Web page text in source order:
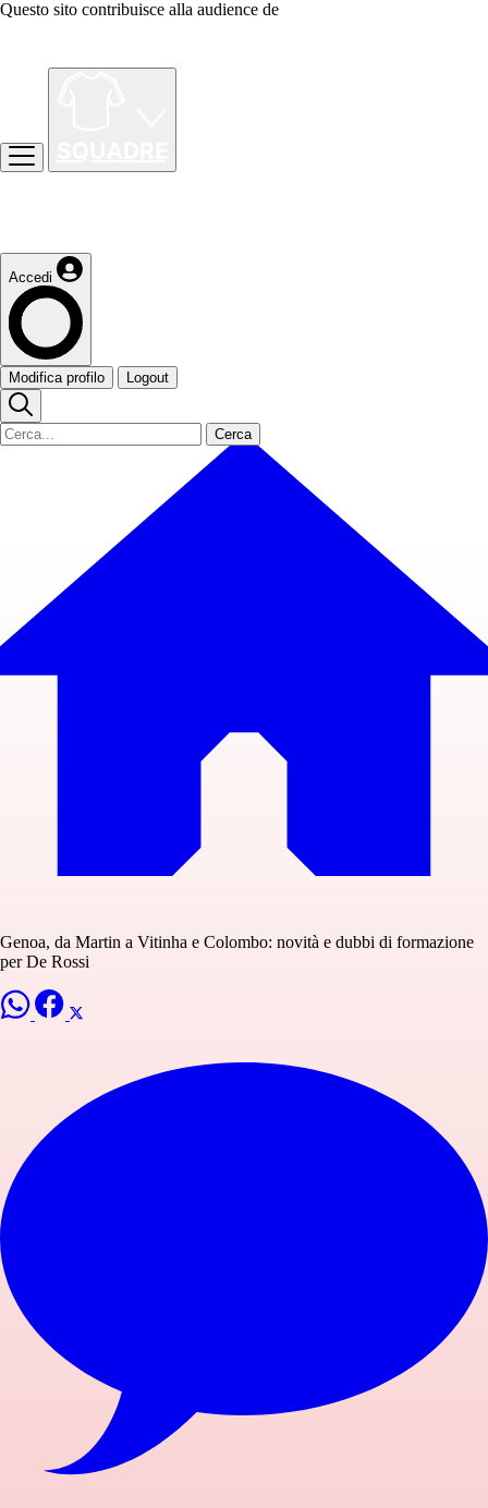
Questo sito contribuisce alla audience de
Accedi
Modifica profilo Logout
Cerca
Genoa, da Martin a Vitinha e Colombo: novità e dubbi di formazione
per De Rossi